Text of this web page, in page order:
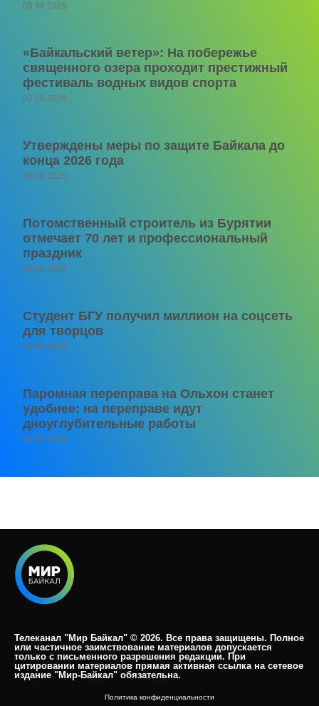
08.08.2026
«Байкальский ветер»: На побережье
священного озера проходит престижный
фестиваль водных видов спорта
07.08.2026
Утверждены меры по защите Байкала до
конца 2026 года
06.08.2026
Потомственный строитель из Бурятии
отмечает 70 лет и профессиональный
праздник
06.08.2026
Студент БГУ получил миллион на соцсеть
для творцов
06.08.2026
Паромная переправа на Ольхон станет
удобнее: на переправе идут
дноуглубительные работы
06.08.2026
Телеканал "Мир Байкал" © 2026. Все права защищены. Полное
или частичное заимствование материалов допускается
только с письменного разрешения редакции. При
цитировании материалов прямая активная ссылка на сетевое
издание "Мир-Байкал" обязательна.​
Политика конфиденциальности